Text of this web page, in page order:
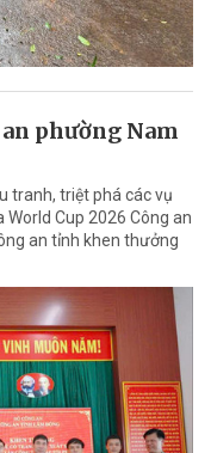
phường Nam
tranh, triệt phá các vụ
Cup 2026 Công an
an tỉnh khen thưởng